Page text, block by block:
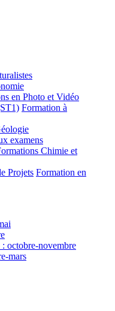
en Photo et Vidéo
Formation à
examens
Chimie et
Projets Formation en
octobre-novembre
mars